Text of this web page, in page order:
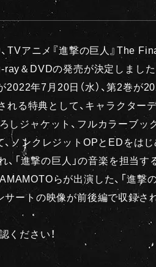
TVアニメ『進撃の巨人』The
＆DVDの発売が決定しました
2022年7月20日（水）、第2巻が
れる特典として、キャラクター
しジャケット、フルカラーブッ
、ノンクレジットOPとEDをはじ
「進撃の巨人」の音楽を担当す
らが出演した、「進撃
サートの映像が前後編で収録さ
ください！